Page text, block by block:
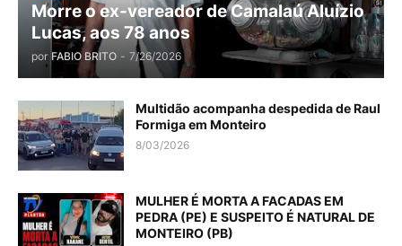
Morre o ex-vereador de Camalaú Aluízio
Lucas, aos 78 anos
por FABIO BRITO - 7/26/2026
Multidão acompanha despedida de Raul
Formiga em Monteiro
8/03/2026
MULHER É MORTA A FACADAS EM
PEDRA (PE) E SUSPEITO É NATURAL DE
MONTEIRO (PB)